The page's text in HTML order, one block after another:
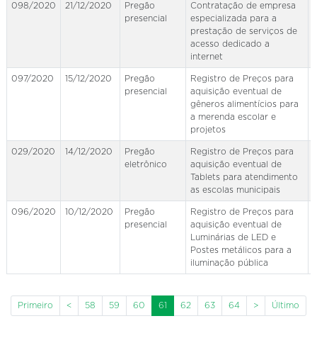
098/2020 21/12/2020
Pregão
presencial
Contratação de empresa
especializada para a
prestação de serviços de
acesso dedicado a
internet
097/2020 15/12/2020
Pregão
presencial
Registro de Preços para
aquisição eventual de
gêneros alimentícios para
a merenda escolar e
projetos
029/2020 14/12/2020
Pregão
eletrônico
Registro de Preços para
aquisição eventual de
Tablets para atendimento
as escolas municipais
096/2020 10/12/2020
Pregão
presencial
Registro de Preços para
aquisição eventual de
Luminárias de LED e
Postes metálicos para a
iluminação pública
Primeiro < 58 59 60 61 62 63 64 > Último